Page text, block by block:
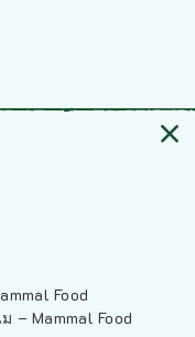
Food
– Mammal Food